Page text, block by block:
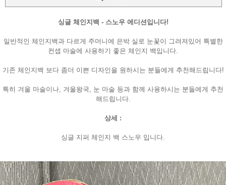
페이코 ID로
PAYCO 바로
싱글 체인지백 - 스노우 에디션입니다!
일반적인 체인지백과 다르게 주머니에 은박 실로 눈꽃이 그려져있어 특별한
컨셉 마술에 사용하기 좋은 체인지 백입니다.
기존 체인지백 보다 좀더 이쁜 디자인을 원하시는 분들에게 추천해드립니다!
특히 겨울 마술이나, 겨울왕국, 눈 마술 등과 함께 사용하시는 분들에게 추천
해드립니다.
상세 :
싱글 지퍼 체인지 백 스노우 입니다.